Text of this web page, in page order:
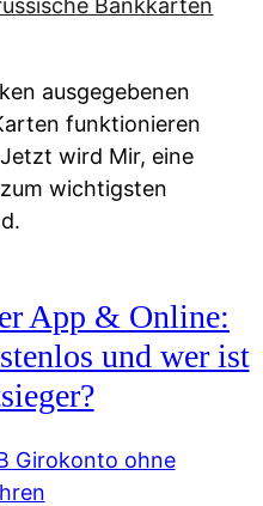
ausgegebenen
funktionieren
wird Mir, eine
wichtigsten
App & Online:
und wer ist
Girokonto ohne